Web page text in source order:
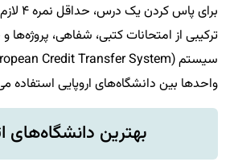
برای
ترکیبی از امتحانات کتبی، شفاهی،
واحدها بین دانشگاه‌های اروپایی استفاده
بهترین دانشگاه‌های